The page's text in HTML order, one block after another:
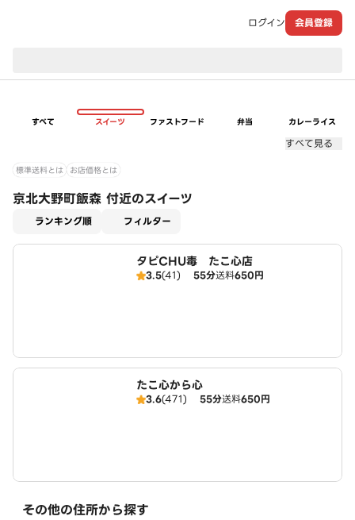
ログイン 会員登録
すべて スイーツ ファストフード 弁当 カレーライス
すべて見る
標準送料とは お店価格とは
京北大野町飯森 付近のスイーツ
ランキング順 フィルター
タピCHU毒 たこ心店
3.5(41) 55分送料650円
たこ心から心
3.6(471) 55分送料650円
その他の住所から探す